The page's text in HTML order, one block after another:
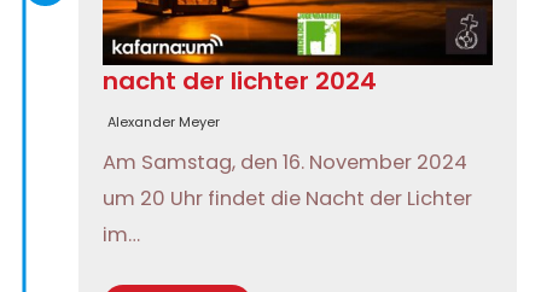
nacht der lichter 2024
Alexander Meyer
Am Samstag, den 16. November 2024
um 20 Uhr findet die Nacht der Lichter
im…